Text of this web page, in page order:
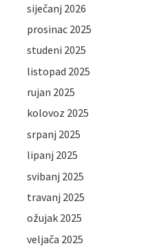
siječanj 2026
prosinac 2025
studeni 2025
listopad 2025
rujan 2025
kolovoz 2025
srpanj 2025
lipanj 2025
svibanj 2025
travanj 2025
ožujak 2025
veljača 2025